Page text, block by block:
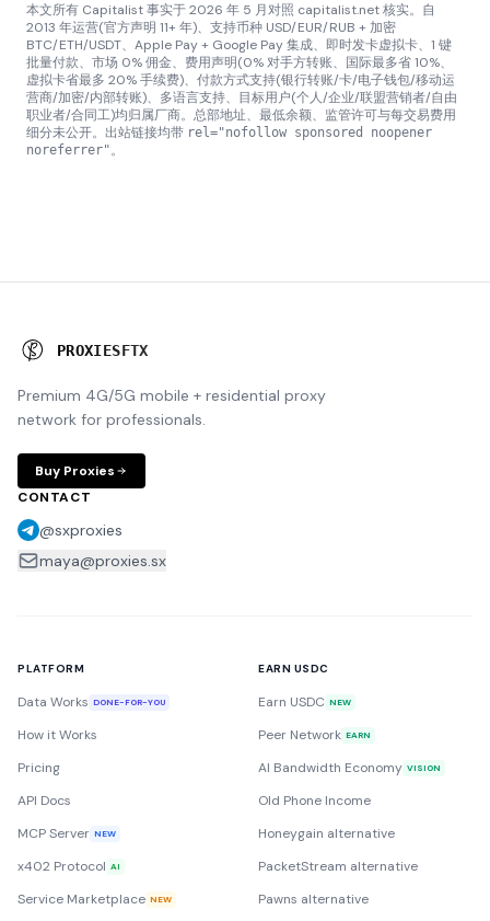
本文所有 Capitalist 事实于 2026 年 5 月对照 capitalist.net 核实。自
2013 年运营(官方声明 11+ 年)、支持币种 USD/EUR/RUB + 加密
BTC/ETH/USDT、Apple Pay + Google Pay 集成、即时发卡虚拟卡、1 键
批量付款、市场 0% 佣金、费用声明(0% 对手方转账、国际最多省 10%、
虚拟卡省最多 20% 手续费)、付款方式支持(银行转账/卡/电子钱包/移动运
营商/加密/内部转账)、多语言支持、目标用户(个人/企业/联盟营销者/自由
职业者/合同工)均归属厂商。总部地址、最低余额、监管许可与每交易费用
细分未公开。出站链接均带 rel="nofollow sponsored noopener
noreferrer"。
PROXIES.SX
Premium 4G/5G mobile + residential proxy
network for professionals.
Buy Proxies
CONTACT
@sxproxies
maya@proxies.sx
PLATFORM
Data Works DONE-FOR-YOU
How it Works
Pricing
API Docs
MCP Server NEW
x402 Protocol AI
Service Marketplace NEW
EARN USDC
Earn USDC NEW
Peer Network EARN
AI Bandwidth Economy VISION
Old Phone Income
Honeygain alternative
PacketStream alternative
Pawns alternative